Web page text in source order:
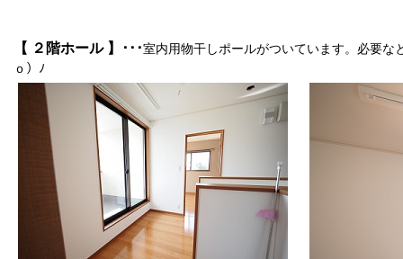
【 ２階ホール 】･･･室内用物干しポールがついています。必要な
ｏ）ﾉ